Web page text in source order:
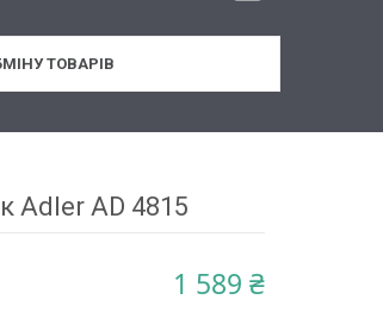
ТОВАРІВ
Adler AD 4815
1 589 ₴